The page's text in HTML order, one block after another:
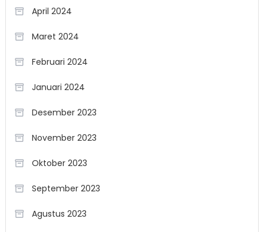
April 2024
Maret 2024
Februari 2024
Januari 2024
Desember 2023
November 2023
Oktober 2023
September 2023
Agustus 2023